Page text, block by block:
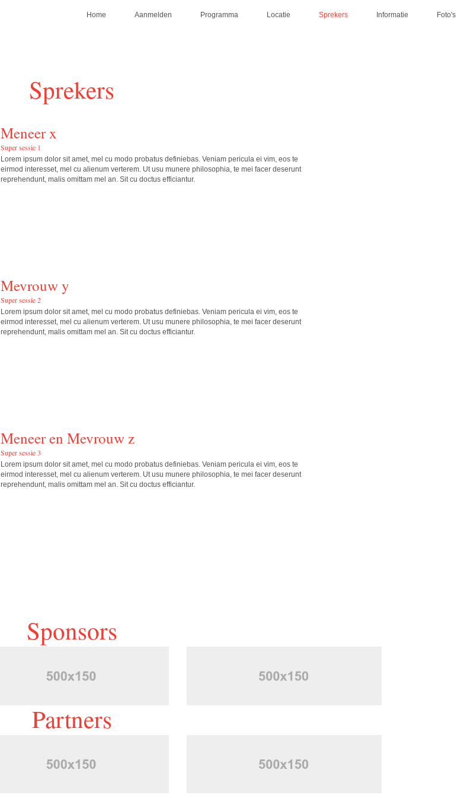
Home Aanmelden Programma Locatie Sprekers Informatie Foto's
Sprekers
Meneer x
Super sessie 1
Lorem ipsum dolor sit amet, mel cu modo probatus definiebas. Veniam pericula ei vim, eos te
eirmod interesset, mel cu alienum verterem. Ut usu munere philosophia, te mei facer deserunt
reprehendunt, malis omittam mel an. Sit cu doctus efficiantur.
Mevrouw y
Super sessie 2
Lorem ipsum dolor sit amet, mel cu modo probatus definiebas. Veniam pericula ei vim, eos te
eirmod interesset, mel cu alienum verterem. Ut usu munere philosophia, te mei facer deserunt
reprehendunt, malis omittam mel an. Sit cu doctus efficiantur.
Meneer en Mevrouw z
Super sessie 3
Lorem ipsum dolor sit amet, mel cu modo probatus definiebas. Veniam pericula ei vim, eos te
eirmod interesset, mel cu alienum verterem. Ut usu munere philosophia, te mei facer deserunt
reprehendunt, malis omittam mel an. Sit cu doctus efficiantur.
Sponsors
Partners